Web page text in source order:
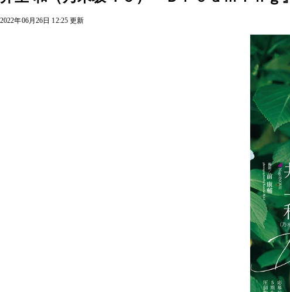
2022年06月26日 12:25 更新